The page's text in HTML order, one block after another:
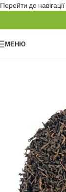
Перейти до навігації
МЕНЮ